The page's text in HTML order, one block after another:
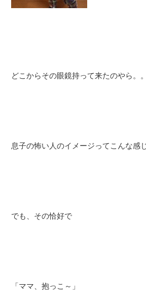
どこからその眼鏡持って来たのやら。
息子の怖い人のイメージってこんな感
でも、その恰好で
「ママ、抱っこ～」